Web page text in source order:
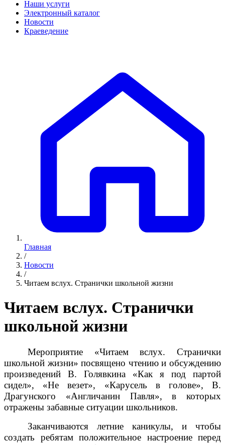
Наши услуги
Электронный каталог
Новости
Краеведение
Главная
/
Новости
/
Читаем вслух. Странички школьной жизни
Читаем вслух. Странички
школьной жизни
Мероприятие «Читаем вслух. Странички
школьной жизни» посвящено чтению и обсуждению
произведений В. Голявкина «Как я под партой
сидел», «Не везет», «Карусель в голове», В.
Драгунского «Англичанин Павля», в которых
отражены забавные ситуации школьников.
Заканчиваются летние каникулы, и чтобы
создать ребятам положительное настроение перед